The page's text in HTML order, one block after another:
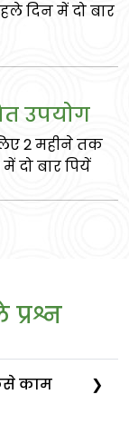
बुखार को
है।
सम्बन्धी
दिन में दो बार
उपयोग
2 महीने तक
दो बार पियें
काम